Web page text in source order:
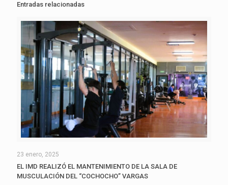
Entradas relacionadas
23 enero, 2025
EL IMD REALIZÓ EL MANTENIMIENTO DE LA SALA DE
MUSCULACIÓN DEL “COCHOCHO” VARGAS